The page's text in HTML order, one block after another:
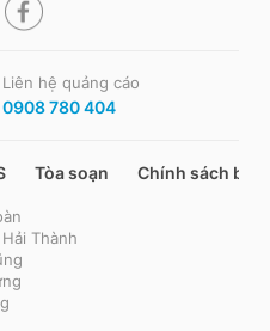
Liên hệ quảng cáo
0908 780 404
Tòa soạn Chính sách bảo
Thành